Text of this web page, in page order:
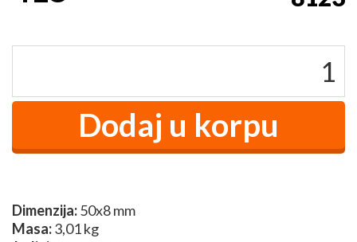
Dimenzija:50x8 mm
Masa:3,01 kg